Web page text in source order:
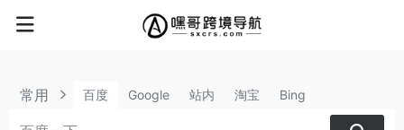
常用 百度 Google 站内 淘宝 Bing